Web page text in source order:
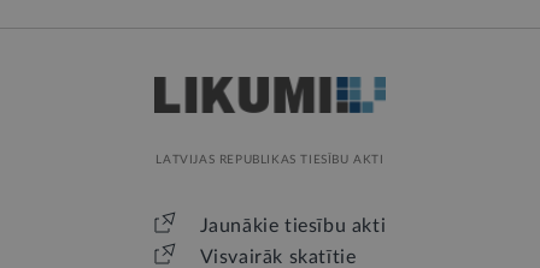
LATVIJAS REPUBLIKAS TIESĪBU AKTI
Jaunākie tiesību akti
Visvairāk skatītie